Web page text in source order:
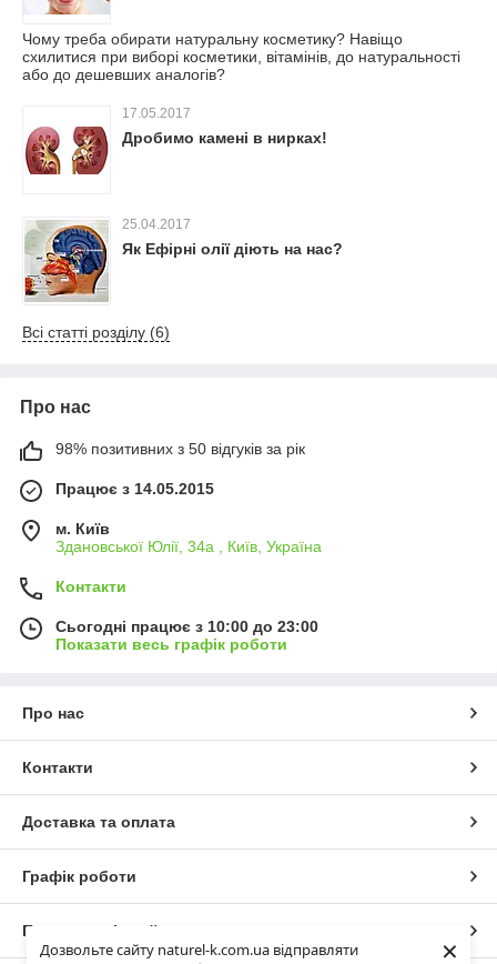
Дозвольте сайту naturel-k.com.ua відправляти
×
Чому треба обирати натуральну косметику? Навіщо
схилитися при виборі косметики, вітамінів, до натуральності
або до дешевших аналогів?
17.05.2017
Дробимо камені в нирках!
25.04.2017
Як Ефірні олії діють на нас?
Всі статті розділу (6)
Про нас
98% позитивних з 50 відгуків за рік
Працює з 14.05.2015
м. Київ
Здановської Юлії, 34а , Київ, Україна
Контакти
Сьогодні працює з 10:00 до 23:00
Показати весь графік роботи
Про нас
Контакти
Доставка та оплата
Графік роботи
Повна версія сайту